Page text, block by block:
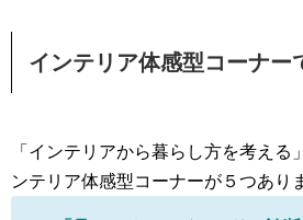
インテリア体感型コーナー
「インテリアから暮らし方を考える
ンテリア体感型コーナーが５つあり